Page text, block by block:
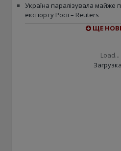
Україна паралізувала майже
експорту Росії – Reuters
ЩЕ
Load...